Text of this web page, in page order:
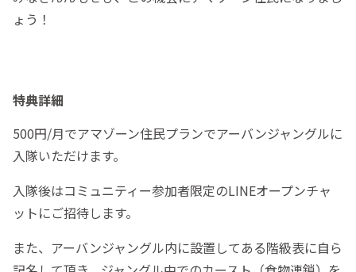
ょう！
特典詳細
500円/月でアマゾーン住民プランでアーバンジャングルに
入隊いただけます。
入隊後はコミュニティー参加者限定のLINEオープンチャ
ットにご招待します。
また、アーバンジャングル内に設置してある階級表に自ら